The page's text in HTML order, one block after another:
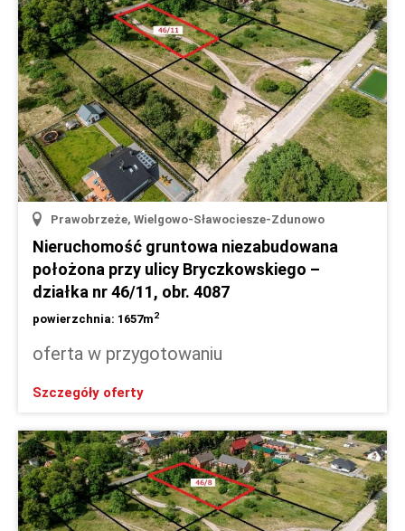
Prawobrzeże, Wielgowo-Sławociesze-Zdunowo
Nieruchomość gruntowa niezabudowana
położona przy ulicy Bryczkowskiego –
działka nr 46/11, obr. 4087
powierzchnia: 1657m2
oferta w przygotowaniu
Szczegóły oferty